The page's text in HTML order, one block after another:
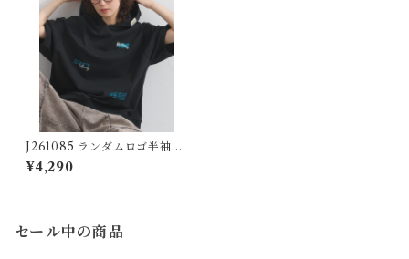
J261085 ランダムロゴ半袖パ
ーカーTシャツ / Random Lo
go Short Sleeve Hoodie T-
¥4,290
セール中の商品